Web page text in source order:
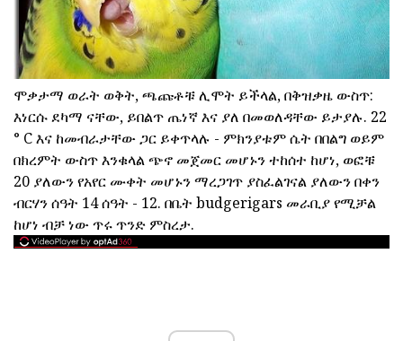
ሞቃታማ ወራት ወቅት, ጫጩቶቹ ሊሞት ይችላል, በቅዝቃዜ ውስጥ:
እነርሱ ደካማ ናቸው, ይበልጥ ጤነኛ እና ያለ በመወለዳቸው ይታያሉ. 22
° C እና ከመብራታቸው ጋር ይቀጥላሉ - ምክንያቱም ሴት በበልግ ወይም
በክረምት ውስጥ እንቁላል ጭኖ መጀመር መሆኑን ተከሰተ ከሆነ, ወፎቹ
20 ያለውን የአየር ሙቀት መሆኑን ማረጋገጥ ያስፈልገናል ያለውን በቀን
ብርሃን ሰዓት 14 ሰዓት - 12. በቤት budgerigars መራቢያ የሚቻል
ከሆነ ብቻ ነው ጥሩ ጥንድ ምስረታ.